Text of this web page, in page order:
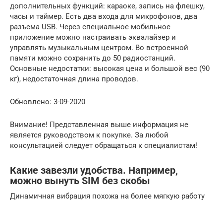
дополнительных функций: караоке, запись на флешку,
часы и таймер. Есть два входа для микрофонов, два
разъема USB. Через специальное мобильное
приложение можно настраивать эквалайзер и
управлять музыкальным центром. Во встроенной
памяти можно сохранить до 50 радиостанций.
Основные недостатки: высокая цена и большой вес (90
кг), недостаточная длина проводов.
Обновлено: 3-09-2020
Внимание! Представленная выше информация не
является руководством к покупке. За любой
консультацией следует обращаться к специалистам!
Какие завезли удобства. Например,
можно вынуть SIM без скобы
Динамичная вибрация похожа на более мягкую работу